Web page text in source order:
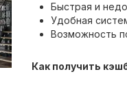
Быстрая и
Удобная
Возможность
Как получить